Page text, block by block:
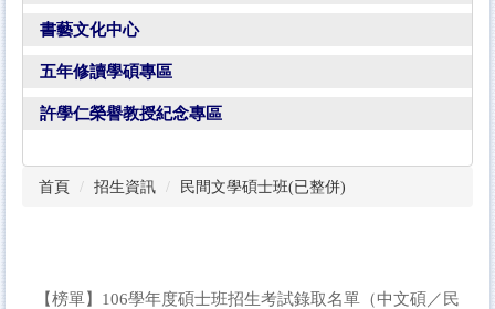
書藝文化中心
五年修讀學碩專區
許學仁榮譽教授紀念專區
首頁 招生資訊 民間文學碩士班(已整併)
【榜單】106學年度碩士班招生考試錄取名單（中文碩／民